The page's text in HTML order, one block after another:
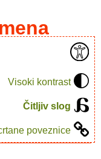
Visoki kontrast
Čitljiv slog
poveznice